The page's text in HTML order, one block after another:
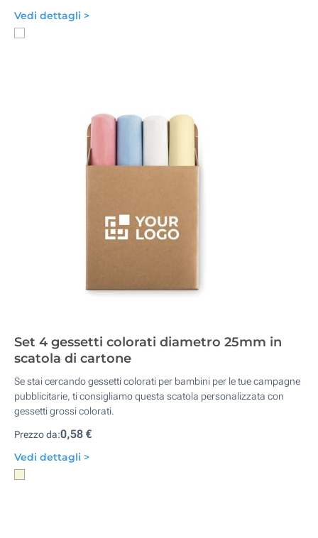
Vedi dettagli >
Set 4 gessetti colorati diametro 25mm in
scatola di cartone
Se stai cercando gessetti colorati per bambini per le tue campagne
pubblicitarie, ti consigliamo questa scatola personalizzata con
gessetti grossi colorati.
Prezzo da:0,58 €
Vedi dettagli >